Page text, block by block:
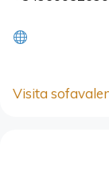
Visita